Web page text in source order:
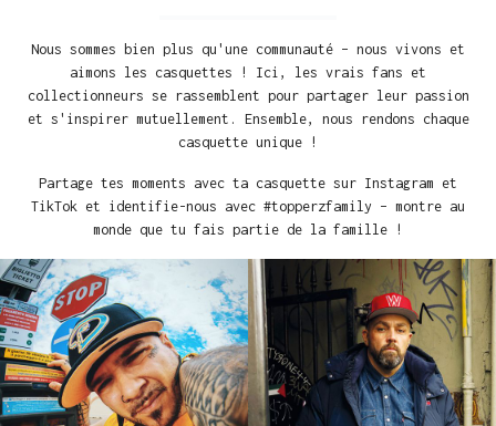
Nous sommes bien plus qu'une communauté – nous vivons et
aimons les casquettes ! Ici, les vrais fans et
collectionneurs se rassemblent pour partager leur passion
et s'inspirer mutuellement. Ensemble, nous rendons chaque
casquette unique !
Partage tes moments avec ta casquette sur Instagram et
TikTok et identifie-nous avec #topperzfamily – montre au
monde que tu fais partie de la famille !